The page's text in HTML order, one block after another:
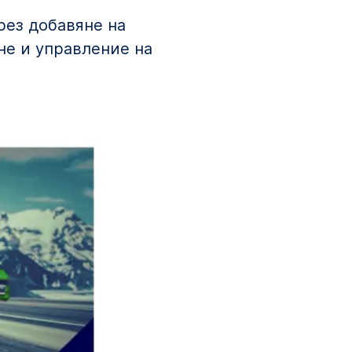
добавяне на
и управление на